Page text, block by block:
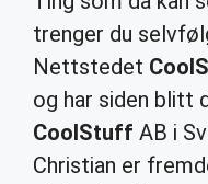
trenger du
Nettstedet
og har siden blitt
CoolStuff AB i
Christian er